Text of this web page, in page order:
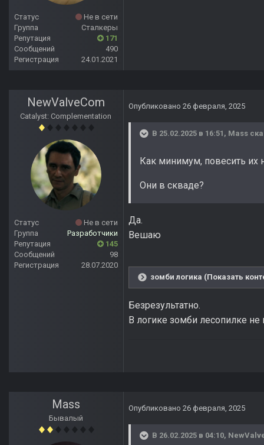
Статус
Не в сети
Группа
Сталкеры
Репутация
171
Сообщений
490
Регистрация
24.01.2021
NewValveCom
Catalyst: Complementation
Статус
Не в сети
Группа
Разработчики
Репутация
145
Сообщений
98
Регистрация
28.07.2020
Опубликовано 26 февраля, 2025
В 25.02.2025 в 16:51, Mass
Как минимум, повесить их
Они в скваде?
Да.
Вешаю
зомби логика (Показать
Безрезультатно.
В логике зомби лесопилке
Mass
Бывалый
Опубликовано 26 февраля, 2025
В 26.02.2025 в 04:10,